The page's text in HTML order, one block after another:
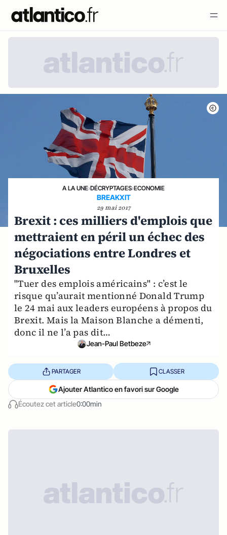
A LA UNE›DÉCRYPTAGES›ECONOMIE
BREAKXIT
29 mai 2017
Brexit : ces milliers d'emplois que
mettraient en péril un échec des
négociations entre Londres et
Bruxelles
"Tuer des emplois américains" : c’est le
risque qu’aurait mentionné Donald Trump
le 24 mai aux leaders européens à propos du
Brexit. Mais la Maison Blanche a démenti,
donc il ne l’a pas dit…
Jean-Paul Betbeze
Écoutez cet article0:00min
PARTAGER CLASSER
Ajouter Atlantico en favori sur Google